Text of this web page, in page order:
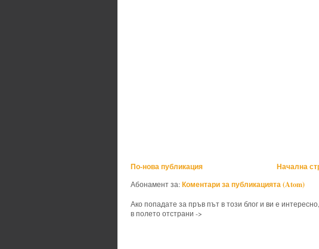
По-нова публикация Начална
Абонамент за:Коментари за публикацията (Atom)
Ако попадате за пръв път в този блог и ви е
в полето отстрани ->